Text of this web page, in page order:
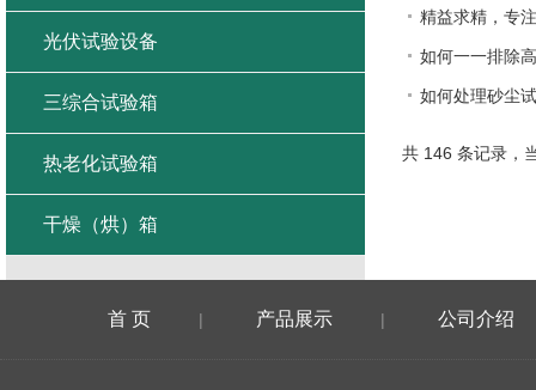
精益求精，专
如何一一排除
如何处理砂尘
共 146 条记录，
光伏试验设备
三综合试验箱
热老化试验箱
干燥（烘）箱
首 页 | 产品展示 | 公司介绍